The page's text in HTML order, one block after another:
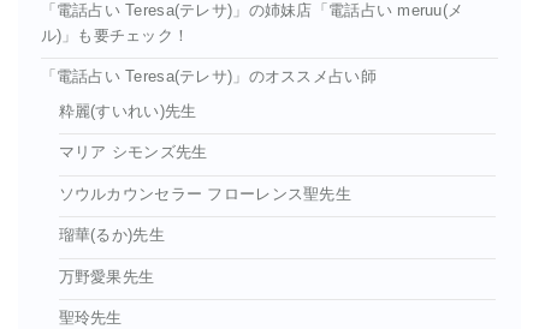
「電話占い Teresa(テレサ)」の姉妹店「電話占い meruu(メ
ル)」も要チェック！
「電話占い Teresa(テレサ)」のオススメ占い師
粋麗(すいれい)先生
マリア シモンズ先生
ソウルカウンセラー フローレンス聖先生
瑠華(るか)先生
万野愛果先生
聖玲先生